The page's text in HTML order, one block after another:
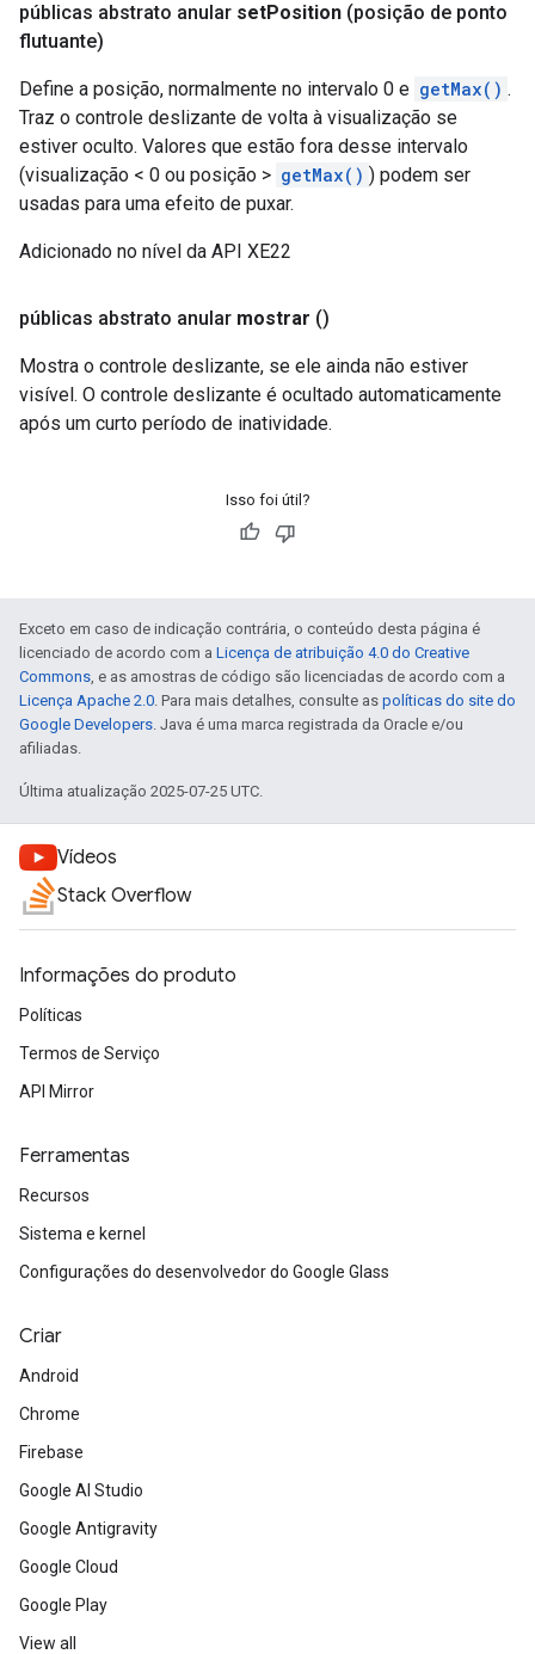
públicas abstrato anular setPosition (posição de ponto
flutuante)
Define a posição, normalmente no intervalo 0 e getMax() .
Traz o controle deslizante de volta à visualização se
estiver oculto. Valores que estão fora desse intervalo
(visualização < 0 ou posição > getMax() ) podem ser
usadas para uma efeito de puxar.
Adicionado no nível da API XE22
públicas abstrato anular mostrar ()
Mostra o controle deslizante, se ele ainda não estiver
visível. O controle deslizante é ocultado automaticamente
após um curto período de inatividade.
Isso foi útil?
Exceto em caso de indicação contrária, o conteúdo desta página é
licenciado de acordo com a Licença de atribuição 4.0 do Creative
Commons, e as amostras de código são licenciadas de acordo com a
Licença Apache 2.0. Para mais detalhes, consulte as políticas do site do
Google Developers. Java é uma marca registrada da Oracle e/ou
afiliadas.
Última atualização 2025-07-25 UTC.
Vídeos
Stack Overflow
Informações do produto
Políticas
Termos de Serviço
API Mirror
Ferramentas
Recursos
Sistema e kernel
Configurações do desenvolvedor do Google Glass
Criar
Android
Chrome
Firebase
Google AI Studio
Google Antigravity
Google Cloud
Google Play
View all